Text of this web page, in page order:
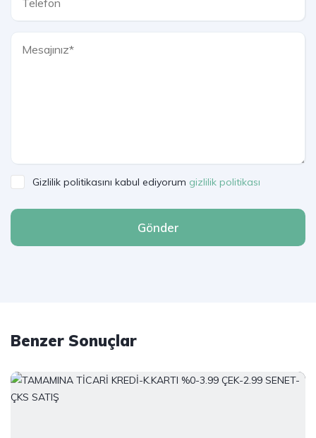
Gizlilik politikasını kabul ediyorum gizlilik politikası
Gönder
Benzer Sonuçlar